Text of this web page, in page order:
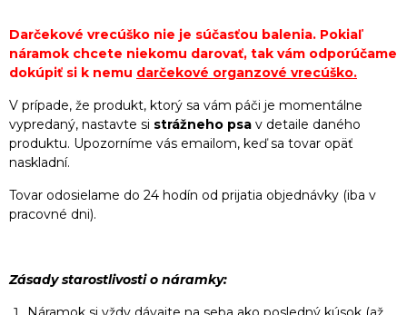
Darčekové vrecúško nie je súčasťou balenia. Pokiaľ
náramok chcete niekomu darovať, tak vám odporúčame
dokúpiť si k nemu darčekové organzové vrecúško.
V prípade, že produkt, ktorý sa vám páči je momentálne
vypredaný, nastavte si strážneho psa v detaile daného
produktu. Upozorníme vás emailom, keď sa tovar opäť
naskladní.
Tovar odosielame do 24 hodín od prijatia objednávky (iba v
pracovné dni).
Zásady starostlivosti o náramky: